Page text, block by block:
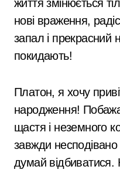
життя змінюється
нові враження,
запал і прекрасний
покидають!
Платон, я хочу привітати тебе з днем
народження!
щастя і неземного
завжди
думай відбиватися.